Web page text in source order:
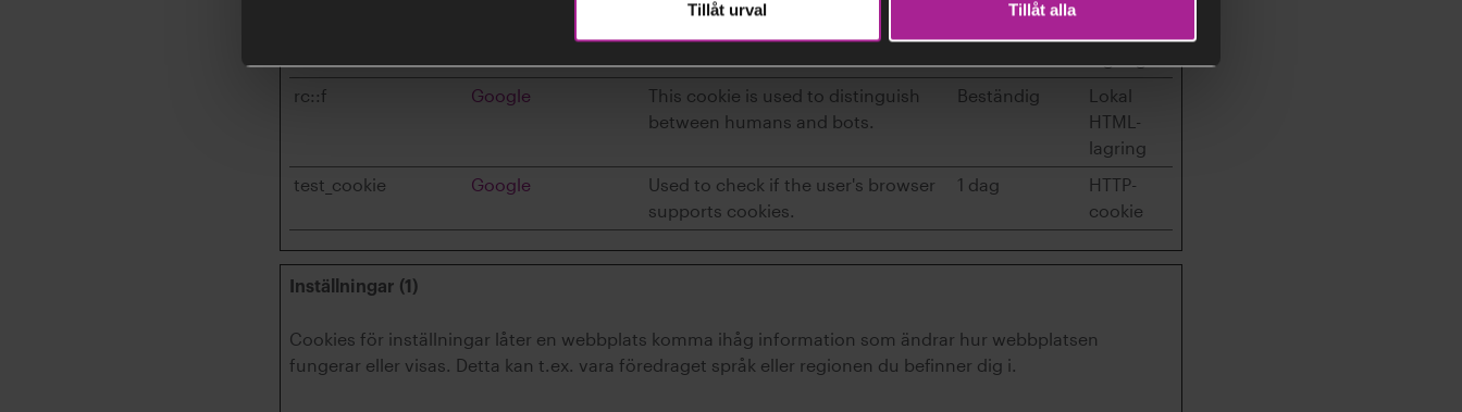
Tillåt urval Tillåt alla
This cookie is used to distinguish
Session
rc::f
Google
This cookie is used to distinguish
between humans and bots.
Beständig
Lokal
HTML-
lagring
test_cookie
Google
Used to check if the user's browser
supports cookies.
1 dag
HTTP-
cookie
Inställningar (1)
Cookies för inställningar låter en webbplats komma ihåg information som ändrar hur webbplatsen
fungerar eller visas. Detta kan t.ex. vara föredraget språk eller regionen du befinner dig i.